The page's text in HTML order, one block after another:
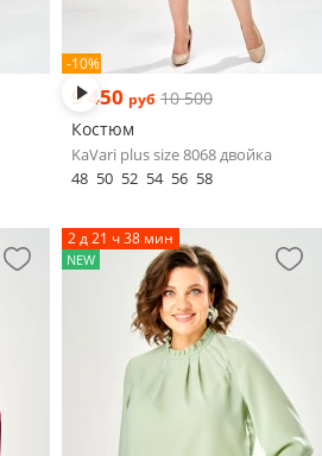
-10%
9 450 руб 10 500
Костюм
KaVari plus size 8068 двойка
48 50 52 54 56 58
2 д 21 ч 38 мин
NEW